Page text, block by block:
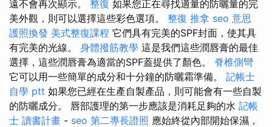
遠不會再次顯示。 整復 如果您正在尋找適量的防曬量的完
美外觀，則可以選擇這些彩色選項。 整復 推拿 seo 意思
護照換發 美式整復課程 它們具有完美的SPF封面，使其具
有完美的光線。 身體撥筋教學 這是我們這些潤唇膏的最佳
選擇，這些潤唇膏為適當的SPF蓋提供了顏色。 脊椎側彎
它可以用一些簡單的成分和十分鐘的防曬霜準備。 記帳士
自學 ptt 如果您已經在生產自製產品，則可能會有一些自製
的防曬成分。 唇部護理的第一步應該是消耗足夠的水 記帳
士 讀書計畫 - seo 第二專長證照 應始終從內部開始保濕，